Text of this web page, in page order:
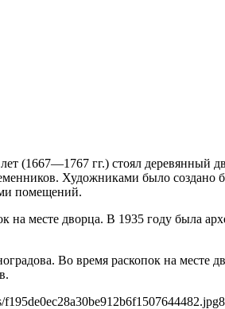
(1667—1767 гг.) стоял деревянный
Художниками было создано
помещений.
на месте дворца. В 1935 году была
Во время раскопок на месте